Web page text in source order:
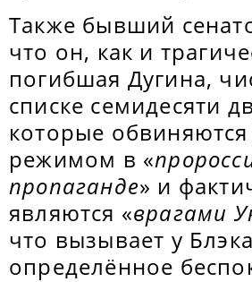
Также бывший
что он, как и
погибшая Дугина,
списке семидесяти
которые
режимом в «
пропаганде» и
являются «врагами
что вызывает у Блэка
определённое